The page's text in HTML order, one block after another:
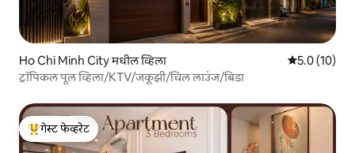
Ho Chi Minh City मधील व्हिला 5 पैकी 5.0
5.0 (10)
ट्रॉपिकल पूल व्हिला/KTV/जकूझी/चिल लाउंज/बिडा
टॉप गेस्ट फेव्हरेट
गेस्ट फेव्हरेट